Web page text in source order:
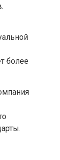
более